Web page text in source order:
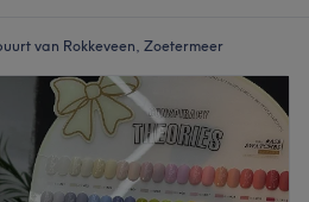
van Rokkeveen, Zoetermeer